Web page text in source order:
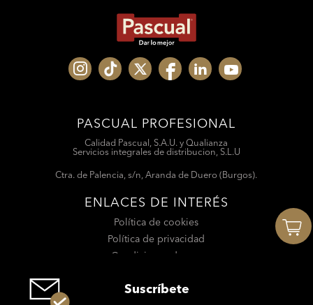
Suscríbete
Suscríbete
PASCUAL PROFESIONAL
Calidad Pascual, S.A.U. y Qualianza
Servicios integrales de distribucion, S.L.U
Ctra. de Palencia, s/n, Aranda de Duero (Burgos).
ENLACES DE INTERÉS
Política de cookies
Política de privacidad
Condiciones de uso